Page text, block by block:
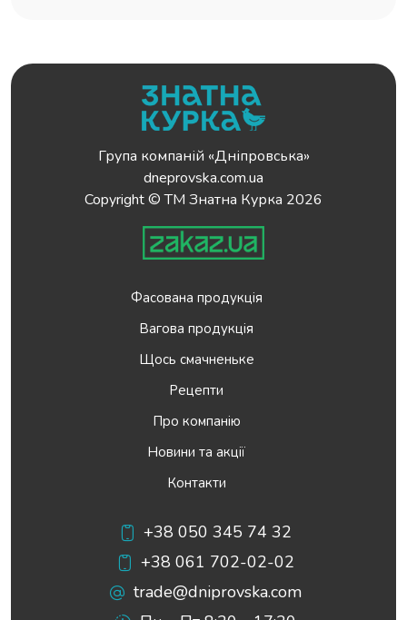
Група компаній «Дніпровська»
dneprovska.com.ua
Copyright © ТМ Знатна Курка 2026
Фасована продукція
Вагова продукція
Щось смачненьке
Рецепти
Про компанію
Новини та акції
Контакти
+38 050 345 74 32
+38 061 702-02-02
trade@dniprovska.com